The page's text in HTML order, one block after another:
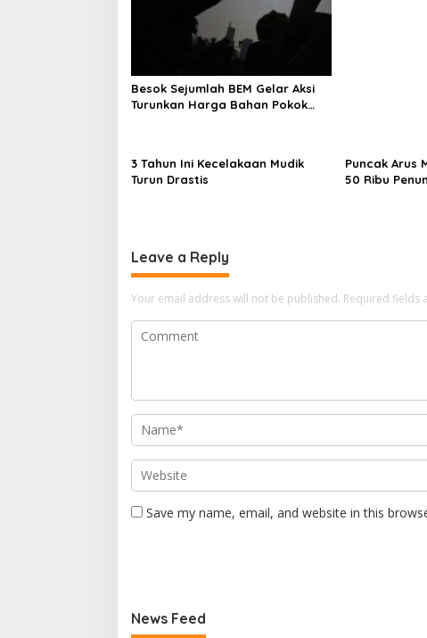
Besok Sejumlah BEM Gelar Aksi
Turunkan Harga Bahan Pokok
3 Tahun Ini Kecelakaan Mudik
Turun Drastis
Puncak Arus
50 Ribu
Leave a Reply
Your email address will not be published. Required fields
Save my name, email, and website in this
News Feed